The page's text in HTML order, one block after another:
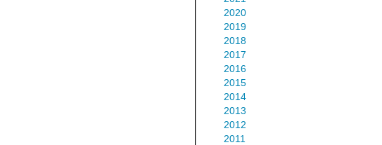
2020
2019
2018
2017
2016
2015
2014
2013
2012
2011